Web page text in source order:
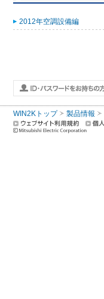
2012年空調設備編
WIN2Kトップ 製品情報